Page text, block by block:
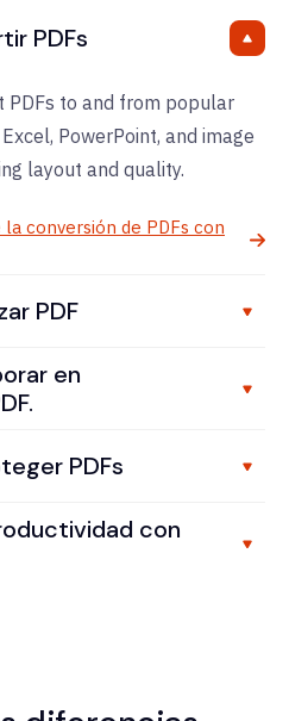
PDFs
PDFs to and from popular
PowerPoint, and image
layout and quality.
conversión de PDFs con
PDF
en
PDFs
con